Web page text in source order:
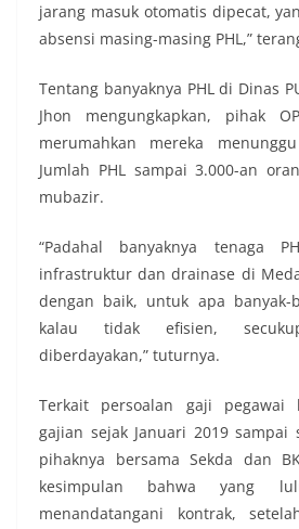
jarang masuk otomatis dipecat,
absensi masing-masing PHL,”
Tentang banyaknya PHL di Dinas
Jhon mengungkapkan, pihak
merumahkan mereka
Jumlah PHL sampai 3.000-an
mubazir.
“Padahal banyaknya tenaga
infrastruktur dan drainase di
dengan baik, untuk apa banyak-
kalau tidak efisien,
diberdayakan,” tuturnya.
Terkait persoalan gaji pegawai
gajian sejak Januari 2019 sampai
pihaknya bersama Sekda dan
kesimpulan bahwa yang
menandatangani kontrak,